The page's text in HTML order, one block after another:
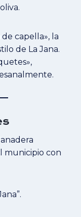
capella», la
de La Jana.
municipio con